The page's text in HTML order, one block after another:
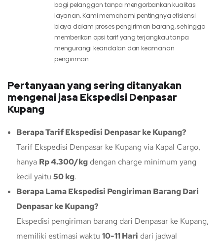
bagi pelanggan tanpa mengorbankan kualitas
layanan. Kami memahami pentingnya efisiensi
biaya dalam proses pengiriman barang, sehingga
memberikan opsi tarif yang terjangkau tanpa
mengurangi keandalan dan keamanan
pengiriman.
Pertanyaan yang sering ditanyakan
mengenai jasa Ekspedisi Denpasar
Kupang
Berapa Tarif Ekspedisi Denpasar ke Kupang?
Tarif Ekspedisi Denpasar ke Kupang via Kapal Cargo,
hanya Rp 4.300/kg dengan charge minimum yang
kecil yaitu 50 kg.
Berapa Lama Ekspedisi Pengiriman Barang Dari
Denpasar ke Kupang?
Ekspedisi pengiriman barang dari Denpasar ke Kupang,
memiliki estimasi waktu 10-11 Hari dari jadwal